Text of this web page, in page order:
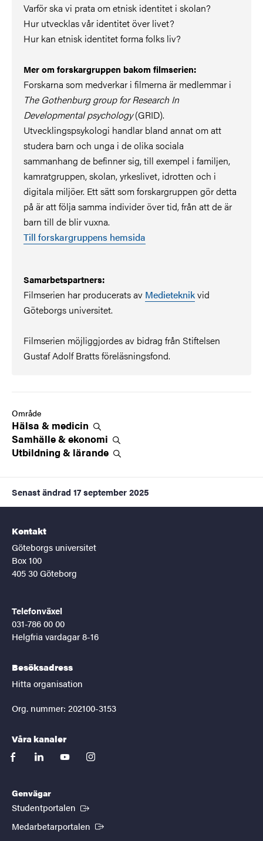
Varför ska vi prata om etnisk identitet i skolan?
Hur utvecklas vår identitet över livet?
Hur kan etnisk identitet forma folks liv?
Mer om forskargruppen bakom filmserien:
Forskarna som medverkar i filmerna är medlemmar i
The Gothenburg group for Research In
Developmental psychology(GRID).
Utvecklingspsykologi handlar bland annat om att
studera barn och unga i de olika sociala
sammanhang de befinner sig, till exempel i familjen,
kamratgruppen, skolan, yrkeslivet, idrotten och i
digitala miljöer. Ett sätt som forskargruppen gör detta
på är att följa samma individer över tid, från att de är
barn till de blir vuxna.
Till forskargruppens hemsida
Samarbetspartners:
Filmserien har producerats av Medieteknikvid
Göteborgs universitet.
Filmserien möjliggjordes av bidrag från Stiftelsen
Gustaf Adolf Bratts föreläsningsfond.
Område
Hälsa & medicin
Samhälle &ekonomi
Utbildning & lärande
Senast ändrad 17 september 2025
Kontakt
Göteborgs universitet
Box 100
405 30 Göteborg
Telefonväxel
031-786 00 00
Helgfria vardagar 8-16
Besöksadress
Hitta organisation
Org. nummer: 202100-3153
Våra kanaler
facebooklinkedinyoutubeinstagram
Genvägar
Studentportalen (Extern länk)
Medarbetarportalen (Extern länk)